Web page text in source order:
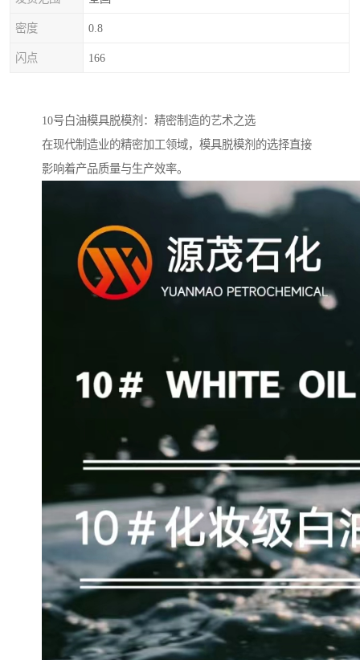
密度 0.8
闪点 166
10号白油模具脱模剂：精密制造的艺术之选
在现代制造业的精密加工领域，模具脱模剂的选择直接
影响着产品质量与生产效率。